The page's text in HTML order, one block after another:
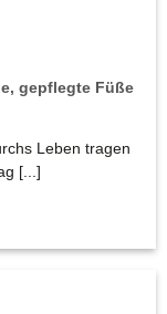
gepflegte Füße
Leben tragen
[...]